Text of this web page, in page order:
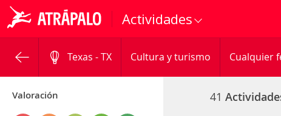
Actividades
Texas - TX Cultura y turismo Cualquier
Valoración 41